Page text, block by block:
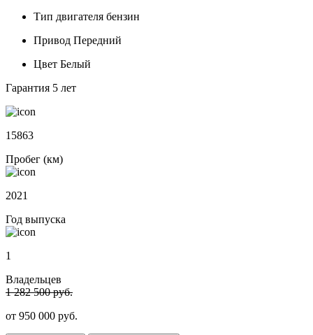
Тип двигателя бензин
Привод Передний
Цвет Белый
Гарантия 5 лет
15863
Пробег (км)
2021
Год выпуска
1
Владельцев
1 282 500 руб.
от 950 000 руб.